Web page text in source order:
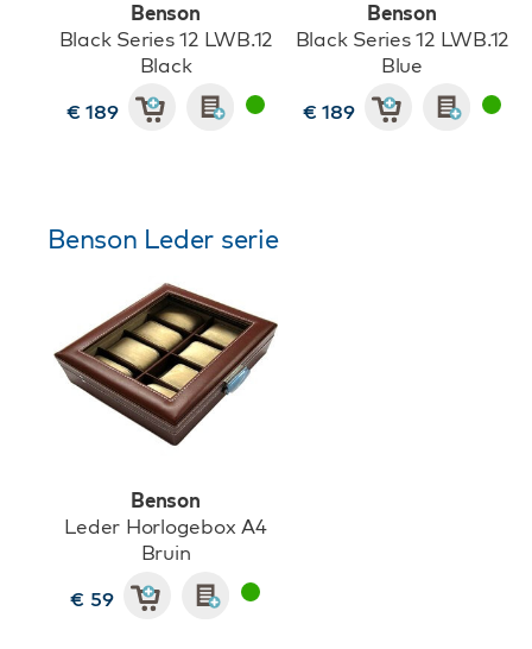
Benson
Black Series 12 LWB.12
Black
€ 189
Benson
Black Series 12 LWB.12
Blue
€ 189
Benson Leder serie
Benson
Leder Horlogebox A4
Bruin
€ 59